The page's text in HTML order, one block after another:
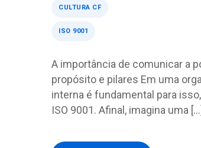
CULTURA CF
ISO 9001
A importância de comunicar a
propósito e pilares Em uma
interna é fundamental para
ISO 9001. Afinal, imagina uma […]